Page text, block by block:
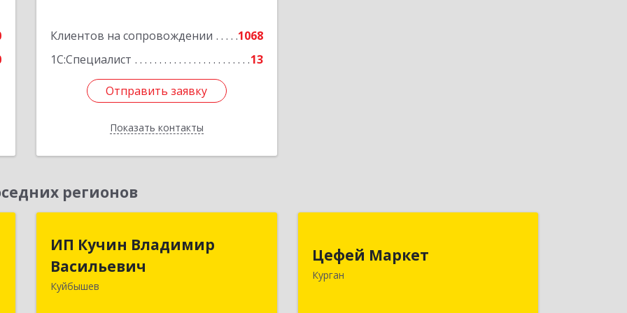
Клиентов на сопровождении
1068
1С:Специалист
13
Отправить заявку
Показать контакты
Отправить заявку
Назад
регионов
ИП Кучин Владимир
Васильевич
Куйбышев
Васильевич
Цефей Маркет
Курган
640002, Курганская обл, Курган г,